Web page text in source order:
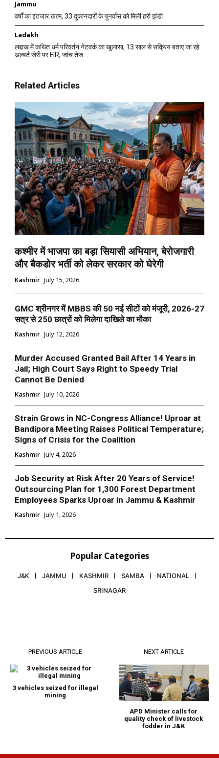
Jammu
वर्षों का इंतजार खत्म, 33 दुकानदारों के पुनर्वास को मिली हरी झंडी
Ladakh
लद्दाख में कथित धर्म परिवर्तन नेटवर्क का खुलासा, 13 साल से सक्रिय बताए जा रहे
अल्बर्ट जेरी पर FIR, जांच तेज
Related Articles
कश्मीर में भाजपा का बड़ा सियासी अभियान, बेरोजगारी
और बैकडोर भर्ती को लेकर सरकार को घेरेगी
Kashmir July 15, 2026
GMC श्रीनगर में MBBS की 50 नई सीटों को मंजूरी, 2026-27
सत्र से 250 छात्रों को मिलेगा दाखिले का मौका
Kashmir July 12, 2026
Murder Accused Granted Bail After 14 Years in
Jail; High Court Says Right to Speedy Trial
Cannot Be Denied
Kashmir July 10, 2026
Strain Grows in NC-Congress Alliance! Uproar at
Bandipora Meeting Raises Political Temperature;
Signs of Crisis for the Coalition
Kashmir July 4, 2026
Job Security at Risk After 20 Years of Service!
Outsourcing Plan for 1,300 Forest Department
Employees Sparks Uproar in Jammu & Kashmir
Kashmir July 1, 2026
Popular Categories
J&K JAMMU KASHMIR SAMBA
NATIONAL
SRINAGAR
PREVIOUS ARTICLE
3 vehicles seized for illegal
mining
NEXT ARTICLE
APD Minister calls for
quality check of livestock
fodder in J&K